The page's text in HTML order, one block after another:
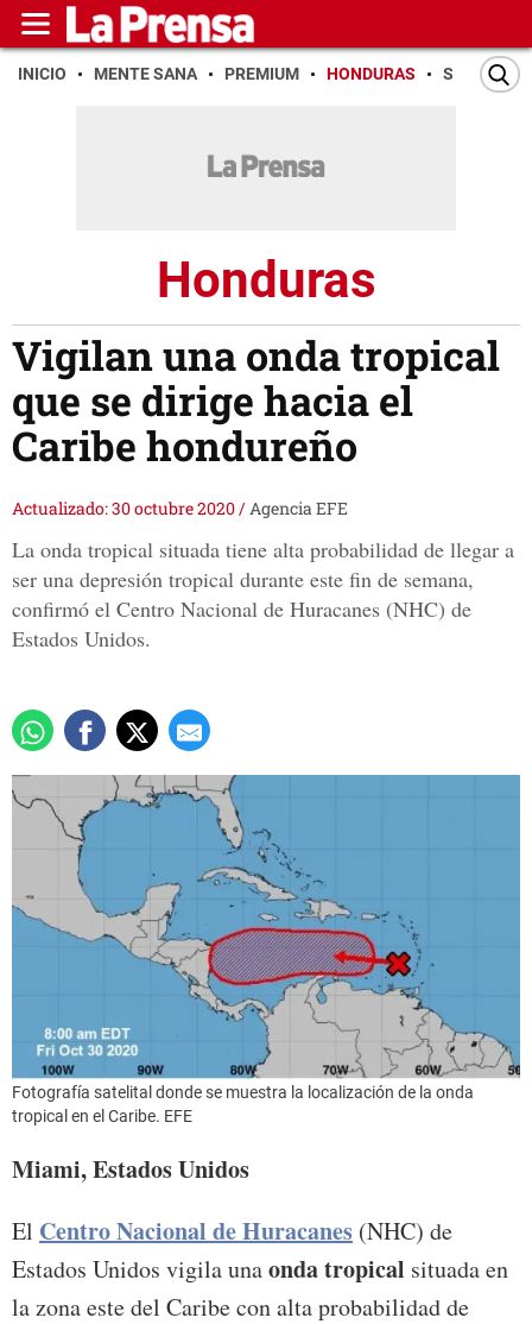
INICIO MENTE SANA PREMIUM HONDURAS SAN PEDRO
Honduras
Vigilan una onda tropical
que se dirige hacia el
Caribe hondureño
Actualizado: 30 octubre 2020/Agencia EFE
La onda tropical situada tiene alta probabilidad de llegar a
ser una depresión tropical durante este fin de semana,
confirmó el Centro Nacional de Huracanes (NHC) de
Estados Unidos.
Fotografía satelital donde se muestra la localización de la onda
tropical en el Caribe. EFE
Miami, Estados Unidos
El Centro Nacional de Huracanes (NHC) de
Estados Unidos vigila unaonda tropical situada en
la zona este del Caribe con alta probabilidad de